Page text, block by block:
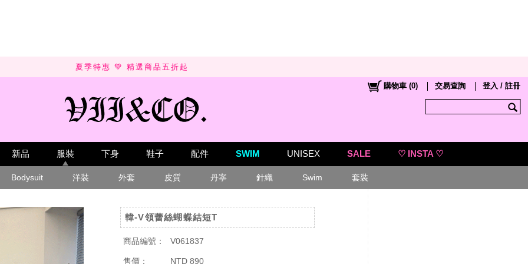
SUMMER SALE 💚 UP TO 50% OFF
新品 服裝 下身 鞋子 配件 SWIM UNISEX SALE ♡ INSTA ♡
購物車 (0) 交易查詢 登入 / 註冊
Bodysuit 洋裝 外套 皮質 丹寧 針織 Swim 套裝
韓-V領蕾絲蝴蝶結短T
商品編號： V061837
售價： NTD 890